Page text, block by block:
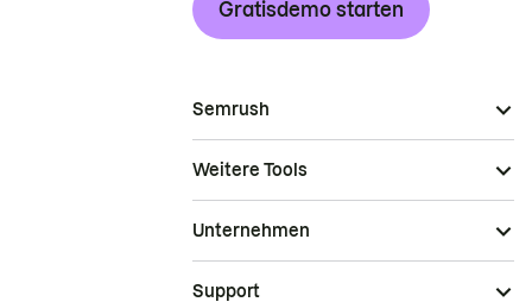
Gratisdemo starten
Semrush
Weitere Tools
Unternehmen
Support